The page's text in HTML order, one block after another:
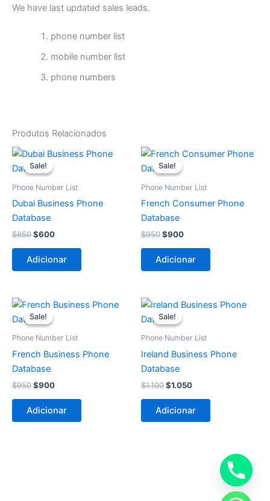
We have last updated sales leads.
phone number list
mobile number list
phone numbers
Produtos Relacionados
Sale!
Sale!
Phone Number List
Dubai Business Phone
Database
$650
O
preço
original
$650.
$600
O
$600.
Adicionar
Sale!
Sale!
Phone Number List
French Consumer Phone
Database
$950
O
preço
original
$950.
$900
O
$900.
Adicionar
Sale!
Sale!
Phone Number List
French Business Phone
Database
$950
O
preço
original
$950.
$900
O
$900.
Adicionar
Sale!
Sale!
Phone Number List
Ireland Business Phone
Database
$1.100
O
preço
original
$1.100.
$1.050
O
$1.050.
Adicionar